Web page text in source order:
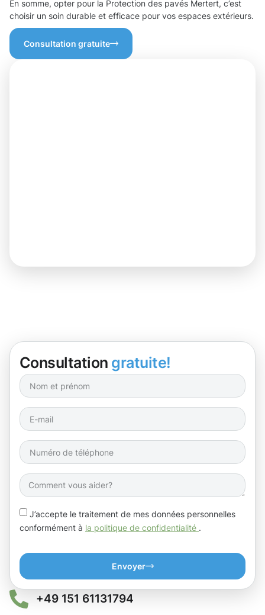
En somme, opter pour la Protection des pavés Mertert, c’est
choisir un soin durable et efficace pour vos espaces extérieurs.
Consultation gratuite
Consultation gratuite!
J’accepte le traitement de mes données personnelles
conformément à la politique de confidentialité .
Envoyer
+49 151 61131794